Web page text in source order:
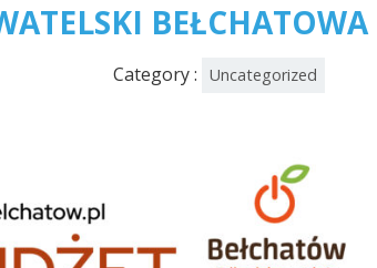
BEŁCHATOWA
Category : Uncategorized